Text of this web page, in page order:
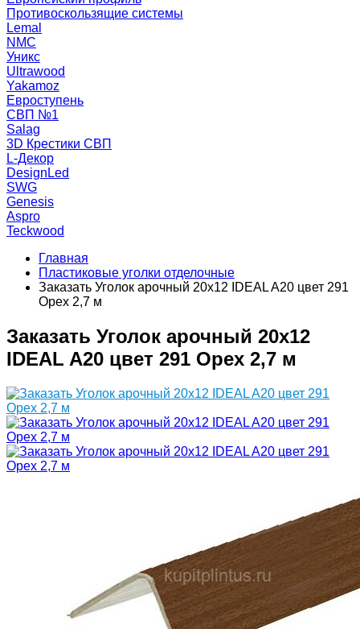
Противоскользящие системы
Lemal
NMC
Уникс
Ultrawood
Yakamoz
Евроступень
СВП №1
Salag
3D Крестики СВП
L-Декор
DesignLed
SWG
Genesis
Aspro
Teckwood
Главная
Пластиковые уголки отделочные
Заказать Уголок арочный 20х12 IDEAL A20 цвет 291
Орех 2,7 м
Заказать Уголок арочный 20х12
IDEAL A20 цвет 291 Орех 2,7 м